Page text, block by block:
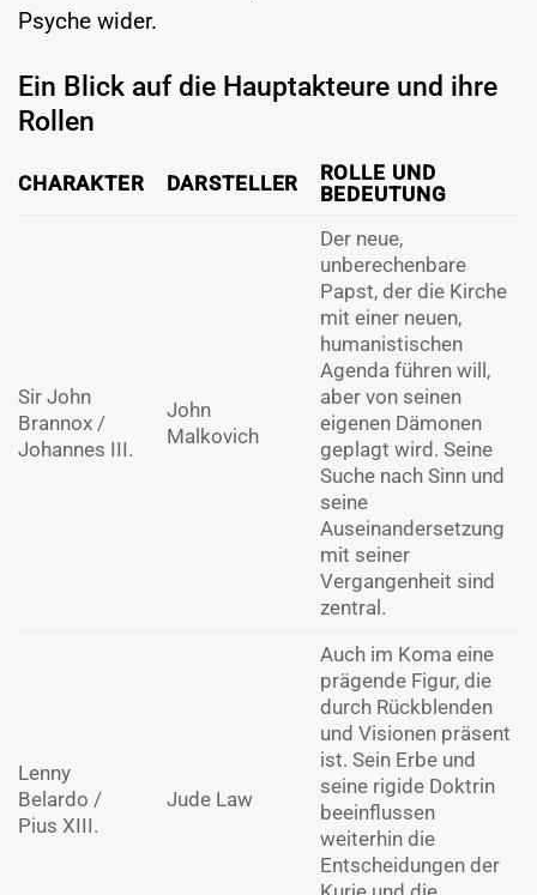
Psyche wider.
Ein Blick auf die Hauptakteure und ihre
Rollen
CHARAKTER DARSTELLER
ROLLE UND
BEDEUTUNG
Sir John
Brannox /
Johannes III.
John
Malkovich
Der neue,
unberechenbare
Papst, der die Kirche
mit einer neuen,
humanistischen
Agenda führen will,
aber von seinen
eigenen Dämonen
geplagt wird. Seine
Suche nach Sinn und
seine
Auseinandersetzung
mit seiner
Vergangenheit sind
zentral.
Lenny
Belardo /
Pius XIII.
Jude Law
Auch im Koma eine
prägende Figur, die
durch Rückblenden
und Visionen präsent
ist. Sein Erbe und
seine rigide Doktrin
beeinflussen
weiterhin die
Entscheidungen der